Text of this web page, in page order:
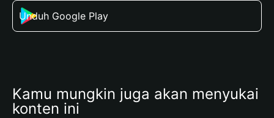
Unduh Google Play
Kamu mungkin juga akan menyukai
konten ini